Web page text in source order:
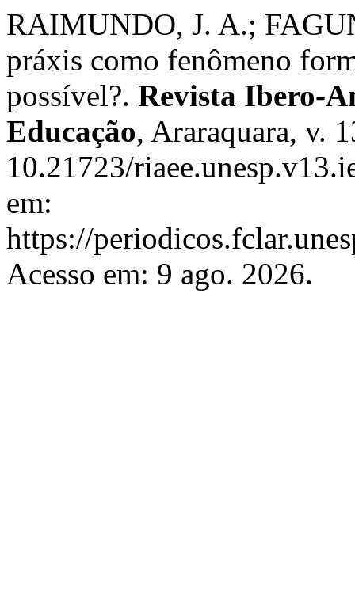
RAIMUNDO, J. A.;
práxis como fenômeno
possível?. Revista Ibero-
Educação, Araraquara, v.
10.21723/
em:
https://
Acesso em: 9 ago. 2026.